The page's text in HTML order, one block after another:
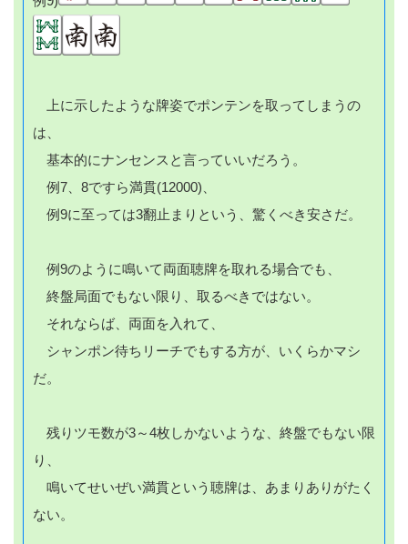
上に示したような牌姿でポンテンを取ってしまうの
は、
基本的にナンセンスと言っていいだろう。
例7、8ですら満貫(12000)、
例9に至っては3翻止まりという、驚くべき安さだ。
例9のように鳴いて両面聴牌を取れる場合でも、
終盤局面でもない限り、取るべきではない。
それならば、両面を入れて、
シャンポン待ちリーチでもする方が、いくらかマシ
だ。
残りツモ数が3～4枚しかないような、終盤でもない限
り、
鳴いてせいぜい満貫という聴牌は、あまりありがたく
ない。